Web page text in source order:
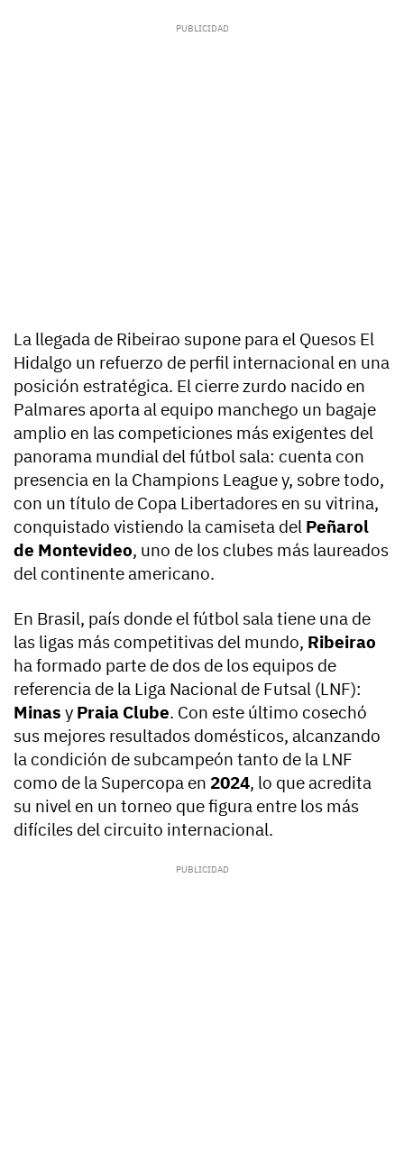
La llegada de Ribeirao supone para el Quesos El
Hidalgo un refuerzo de perfil internacional en una
posición estratégica. El cierre zurdo nacido en
Palmares aporta al equipo manchego un bagaje
amplio en las competiciones más exigentes del
panorama mundial del fútbol sala: cuenta con
presencia en la Champions League y, sobre todo,
con un título de Copa Libertadores en su vitrina,
conquistado vistiendo la camiseta del Peñarol
de Montevideo, uno de los clubes más laureados
del continente americano.
En Brasil, país donde el fútbol sala tiene una de
las ligas más competitivas del mundo, Ribeirao
ha formado parte de dos de los equipos de
referencia de la Liga Nacional de Futsal (LNF):
Minas y Praia Clube. Con este último cosechó
sus mejores resultados domésticos, alcanzando
la condición de subcampeón tanto de la LNF
como de la Supercopa en 2024, lo que acredita
su nivel en un torneo que figura entre los más
difíciles del circuito internacional.